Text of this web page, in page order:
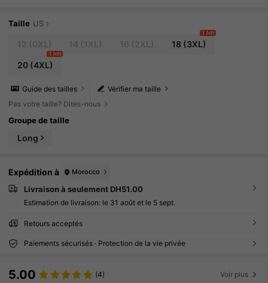
n cœur, robe moulante élégante, robe romantiqu
Taille US
18 (3XL)
1 left
20(4XL)
1 left
Vérifier ma taille
Guide des tailles
Pas votre taille? Dites-nous
Groupe de taille
Long
Expédition à Morocco
Livraison à seulement DH51.00
Estimation de livraison: le 31 août et le 5 sept.
Retours acceptés
Paiements sécurisés · Protection de la vie privée
5.00 (4) Voir plus